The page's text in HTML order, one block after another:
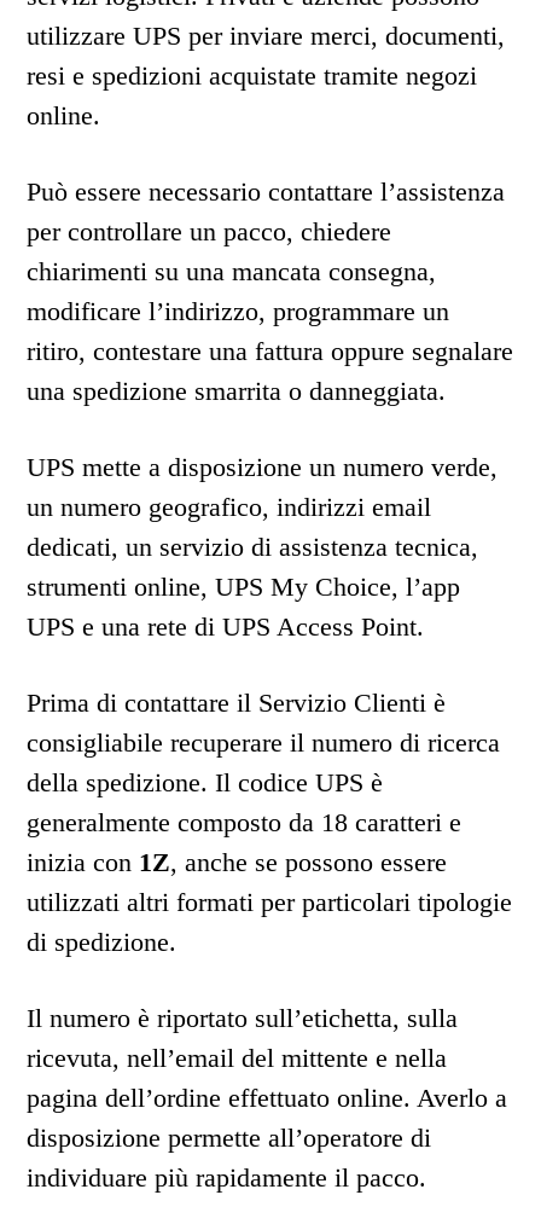
utilizzare UPS per inviare merci, documenti,
resi e spedizioni acquistate tramite negozi
online.
Può essere necessario contattare l’assistenza
per controllare un pacco, chiedere
chiarimenti su una mancata consegna,
modificare l’indirizzo, programmare un
ritiro, contestare una fattura oppure segnalare
una spedizione smarrita o danneggiata.
UPS mette a disposizione un numero verde,
un numero geografico, indirizzi email
dedicati, un servizio di assistenza tecnica,
strumenti online, UPS My Choice, l’app
UPS e una rete di UPS Access Point.
Prima di contattare il Servizio Clienti è
consigliabile recuperare il numero di ricerca
della spedizione. Il codice UPS è
generalmente composto da 18 caratteri e
inizia con 1Z, anche se possono essere
utilizzati altri formati per particolari tipologie
di spedizione.
Il numero è riportato sull’etichetta, sulla
ricevuta, nell’email del mittente e nella
pagina dell’ordine effettuato online. Averlo a
disposizione permette all’operatore di
individuare più rapidamente il pacco.